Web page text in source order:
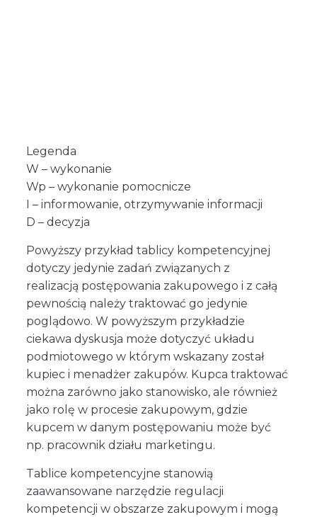
Legenda
W – wykonanie
Wp – wykonanie pomocnicze
I – informowanie, otrzymywanie informacji
D – decyzja
Powyższy przykład tablicy kompetencyjnej
dotyczy jedynie zadań związanych z
realizacją postępowania zakupowego i z całą
pewnością należy traktować go jedynie
poglądowo. W powyższym przykładzie
ciekawa dyskusja może dotyczyć układu
podmiotowego w którym wskazany został
kupiec i menadżer zakupów. Kupca traktować
można zarówno jako stanowisko, ale również
jako rolę w procesie zakupowym, gdzie
kupcem w danym postępowaniu może być
np. pracownik działu marketingu.
Tablice kompetencyjne stanowią
zaawansowane narzędzie regulacji
kompetencji w obszarze zakupowym i mogą